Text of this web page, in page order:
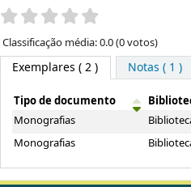
Pontuação
Classificação média: 0.0 (0 votos)
Exemplares ( 2 ) Notas ( 1 )
Exemplares
Tipo de documento
Monografias
Monografias